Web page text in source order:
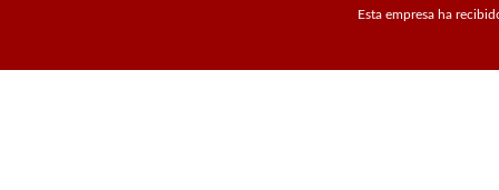
Esta empresa ha